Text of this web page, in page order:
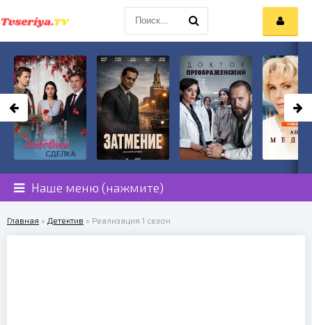
Наше меню (нажмите)
Главная » Детектив » Реализация 1 сезон